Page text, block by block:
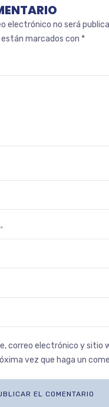
electrónico no será
marcados con *
*
correo electrónico y sitio
vez que haga un